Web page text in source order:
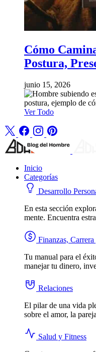
Cómo
Postura,
junio 15, 2026
Ver Todo
Inicio
Categorías
Desarrollo
En esta sección
mente. Encuentra
Finanzas,
Tu manual para el
manejar tu dinero,
Relaciones
El pilar de una vida
sobre el amor, la
Salud y Fitness